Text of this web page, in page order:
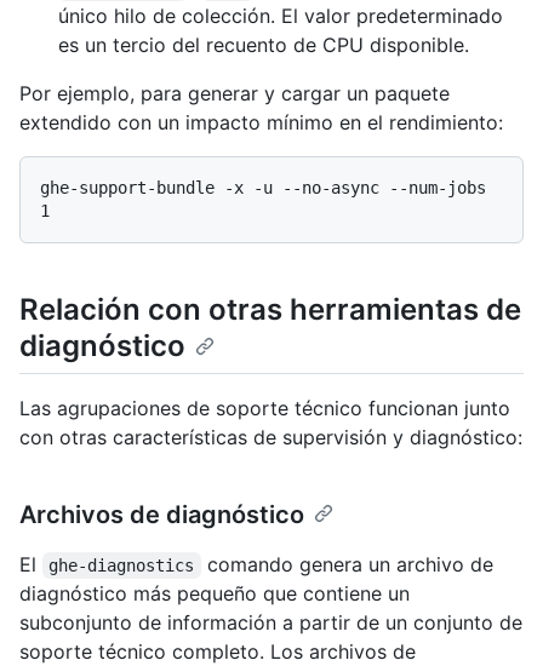
único hilo de colección. El valor predeterminado
es un tercio del recuento de CPU disponible.
Por ejemplo, para generar y cargar un paquete
extendido con un impacto mínimo en el rendimiento:
ghe-support-bundle -x -u --no-async --num-jobs
Relación con otras herramientas de
diagnóstico
Las agrupaciones de soporte técnico funcionan junto
con otras características de supervisión y diagnóstico:
Archivos de diagnóstico
El ghe-diagnostics
comando genera un archivo de
diagnóstico más pequeño que contiene un
subconjunto de información a partir de un conjunto de
soporte técnico completo. Los archivos de